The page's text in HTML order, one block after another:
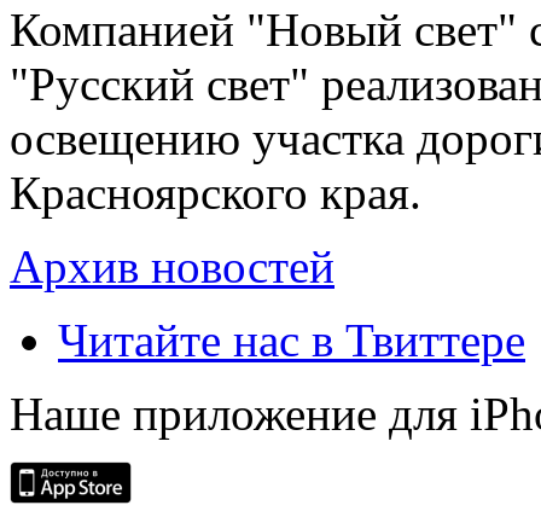
Компанией "Новый свет"
"Русский свет"
освещению участка
Красноярского края.
Архив новостей
Читайте нас в Твиттере
Наше приложение для